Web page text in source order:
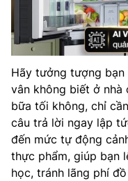
Hãy tưởng tượng
vân không biết ở nhà
bữa tối không, chỉ
câu trả lời ngay lập
đến mức tự động
thực phẩm, giúp bạn
học, tránh lãng phí